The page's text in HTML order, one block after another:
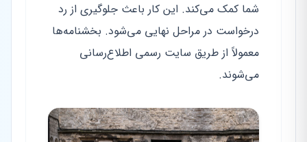
شما کمک می‌کند. این کار باعث جلوگیری از رد
درخواست در مراحل نهایی می‌شود. بخشنامه‌ها
معمولاً از طریق سایت رسمی اطلاع‌رسانی
می‌شوند.